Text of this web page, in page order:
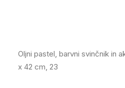
oljni pastel, barvni svinčnik in akrilni sprej na papirju, 29
x 42 cm, 23